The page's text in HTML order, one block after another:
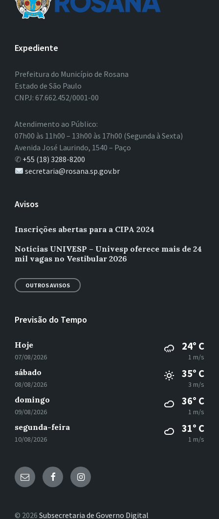
Expediente
Prefeitura do Município de Rosana
Estado de São Paulo
CNPJ: 67.662.452/0001-00
Atendimento ao Público:
07h00 às 11h00 – 13h00 às 17h00 (Segunda à Sexta)
Avenida José Laurindo, 1540 – Paço
✆ +55 (18) 3288-8200
secretaria@rosana.sp.gov.br
Avisos
Inscrições abertas para a CIPA 2024
Notícias UNIVESP – Univesp oferece mais de 24
mil vagas no Vestibular 2026
OUTROS AVISOS
Previsão do Tempo
Hoje
07/08/2026
24° C
1 m/s
sábado
08/08/2026
35° C
3 m/s
domingo
09/08/2026
36° C
1 m/s
segunda-feira
10/08/2026
31° C
1 m/s
E- FacebookInstagram
© 2026 Subsecretaria de Governo Digital